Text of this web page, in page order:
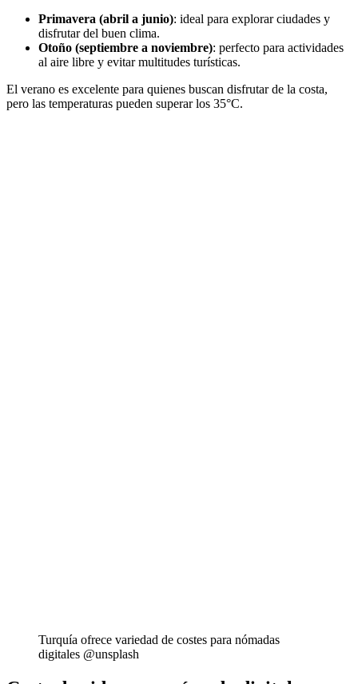
Primavera (abril a junio): ideal para explorar ciudades y
disfrutar del buen clima.
Otoño (septiembre a noviembre): perfecto para actividades
al aire libre y evitar multitudes turísticas.
El verano es excelente para quienes buscan disfrutar de la costa,
pero las temperaturas pueden superar los 35°C.
Turquía ofrece variedad de costes para nómadas
digitales @unsplash